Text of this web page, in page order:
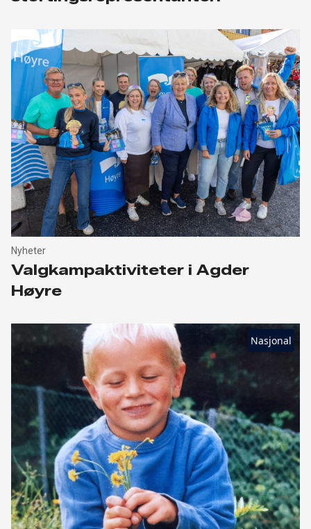
Nyheter
Valgkampaktiviteter i Agder
Høyre
Nasjonal